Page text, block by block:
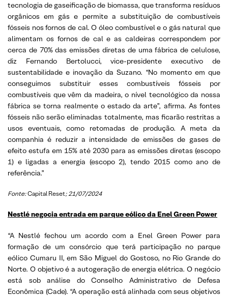
tecnologia de gaseificação de biomassa, que transforma resíduos
orgânicos em gás e permite a substituição de combustíveis
fósseis nos fornos de cal. O óleo combustível e o gás natural que
alimentam os fornos de cal e as caldeiras correspondem por
cerca de 70% das emissões diretas de uma fábrica de celulose,
diz Fernando Bertolucci, vice-presidente executivo de
sustentabilidade e inovação da Suzano. “No momento em que
conseguimos substituir esses combustíveis fósseis por
combustíveis que vêm da madeira, o nível tecnológico da nossa
fábrica se torna realmente o estado da arte”, afirma. As fontes
fósseis não serão eliminadas totalmente, mas ficarão restritas a
usos eventuais, como retomadas de produção. A meta da
companhia é reduzir a intensidade de emissões de gases de
efeito estufa em 15% até 2030 para as emissões diretas (escopo
1) e ligadas a energia (escopo 2), tendo 2015 como ano de
referência.”
Fonte:Capital Reset; 21/07/2024
Nestlé negocia entrada em parque eólico da Enel Green Power
“A Nestlé fechou um acordo com a Enel Green Power para
formação de um consórcio que terá participação no parque
eólico Cumaru II, em São Miguel do Gostoso, no Rio Grande do
Norte. O objetivo é a autogeração de energia elétrica. O negócio
está sob análise do Conselho Administrativo de Defesa
Econômica (Cade). “A operação está alinhada com seus objetivos